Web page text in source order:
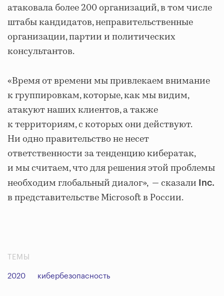
атаковала более 200 организаций, в том числе
штабы кандидатов, неправительственные
организации, партии и политических
консультантов.
«Время от времени мы привлекаем внимание
к группировкам, которые, как мы видим,
атакуют наших клиентов, а также
к территориям, с которых они действуют.
Ни одно правительство не несет
ответственности за тенденцию кибератак,
и мы считаем, что для решения этой проблемы
необходим глобальный диалог», — сказали
Inc.
в представительстве Microsoft в России.
ТЕМЫ
2020 кибербезопасность